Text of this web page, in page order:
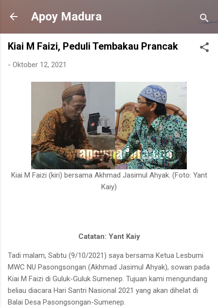
Langsung ke konten utama
Apoy Madura
Kiai M Faizi, Peduli Tembakau Prancak
- Oktober 12, 2021
Kiai M Faizi (kiri) bersama Akhmad Jasimul Ahyak. (Foto: Yant
Kaiy)
Catatan: Yant Kaiy
Tadi malam, Sabtu (9/10/2021) saya bersama Ketua Lesbumi
MWC NU Pasongsongan (Akhmad Jasimul Ahyak), sowan pada
Kiai M Faizi di Guluk-Guluk Sumenep. Tujuan kami mengundang
beliau diacara Hari Santri Nasional 2021 yang akan dihelat di
Balai Desa Pasongsongan-Sumenep.